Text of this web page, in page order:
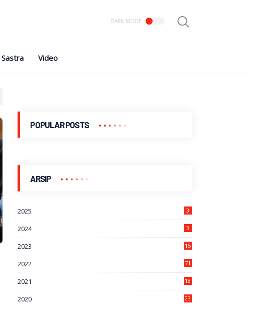
Sastra Video
POPULAR POSTS
ARSIP
2025 3
2024 3
2023 15
2022 71
2021
18
2020
23